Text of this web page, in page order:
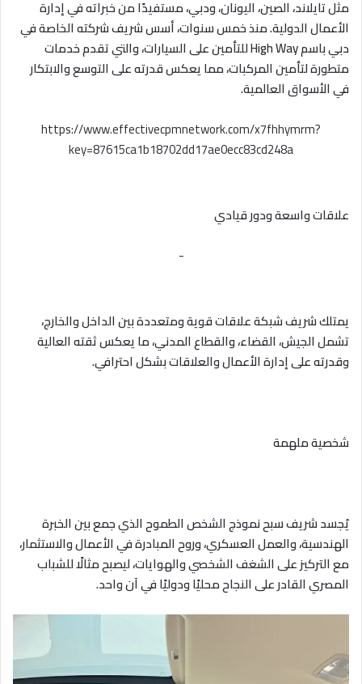
مثل تايلاند، الصين، اليونان، ودبي، مستفيدًا من خبراته في إدارة
الأعمال الدولية. منذ خمس سنوات، أسس شريف شركته الخاصة في
دبي باسم High Way للتأمين على السيارات، والتي تقدم خدمات
متطورة لتأمين المركبات، مما يعكس قدرته على التوسع والابتكار
في الأسواق العالمية.
https://www.effectivecpmnetwork.com/x7fhhymrm?
key=87615ca1b18702dd17ae0ecc83cd248a
علاقات واسعة ودور قيادي
-
يمتلك شريف شبكة علاقات قوية ومتعددة بين الداخل والخارج،
تشمل الجيش، القضاء، والقطاع المدني، ما يعكس ثقته العالية
وقدرته على إدارة الأعمال والعلاقات بشكل احترافي.
شخصية ملهمة
يُجسد شريف سبح نموذج الشخص الطموح الذي جمع بين الخبرة
الهندسية، والعمل العسكري، وروح المبادرة في الأعمال والاستثمار،
مع التركيز على الشغف الشخصي والهوايات، ليصبح مثالًا للشباب
المصري القادر على النجاح محليًا ودوليًا في آن واحد.